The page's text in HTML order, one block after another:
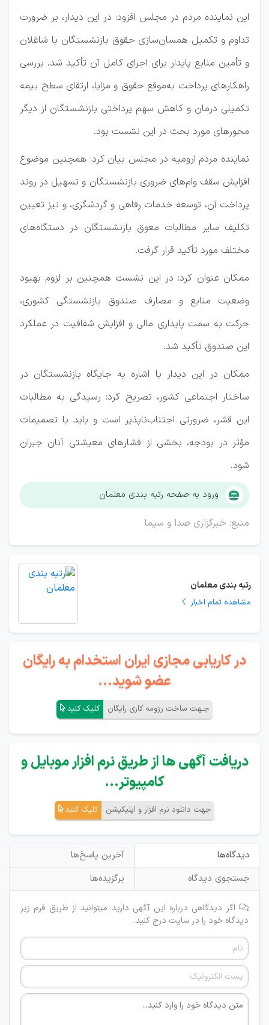
این نماینده مردم در مجلس افزود: در این دیدار، بر ضرورت
تداوم و تکمیل همسان‌سازی حقوق بازنشستگان با شاغلان
و تأمین منابع پایدار برای اجرای کامل آن تأکید شد. بررسی
راهکار‌های پرداخت به‌موقع حقوق و مزایا، ارتقای سطح بیمه
تکمیلی درمان و کاهش سهم پرداختی بازنشستگان از دیگر
محور‌های مورد بحث در این نشست بود.
نماینده مردم ارومیه در مجلس بیان کرد: همچنین موضوع
افزایش سقف وام‌های ضروری بازنشستگان و تسهیل در روند
پرداخت آن، توسعه خدمات رفاهی و گردشگری، و نیز تعیین
تکلیف سایر مطالبات معوق بازنشستگان در دستگاه‌های
مختلف مورد تأکید قرار گرفت.
ممکان عنوان کرد: در این نشست همچنین بر لزوم بهبود
وضعیت منابع و مصارف صندوق بازنشستگی کشوری،
حرکت به سمت پایداری مالی و افزایش شفافیت در عملکرد
این صندوق تأکید شد.
ممکان در این دیدار با اشاره به جایگاه بازنشستگان در
ساختار اجتماعی کشور، تصریح کرد: رسیدگی به مطالبات
این قشر، ضرورتی اجتناب‌ناپذیر است و باید با تصمیمات
مؤثر در بودجه، بخشی از فشار‌های معیشتی آنان جبران
شود.
ورود به صفحه رتبه بندی معلمان
منبع: خبرگزاری صدا و سیما
رتبه بندی معلمان
مشاهده تمام اخبار
در کاریابی مجازی ایران استخدام به رایگان
عضو شوید...
جـهت ساخت رزومه کاری رایگان کلیک کنید
دریافت آگهی ها از طریق نرم افزار موبایل و
کامپیوتر...
جهت دانلود نرم افزار و اپلیکیشن کلیک کنید
دیدگاه‌ها
آخرین پاسخ‌ها
جستجوی دیدگاه
برگزیده‌ها
اگر دیدگاهی درباره این آگهی دارید میتوانید از طریق فرم زیر
دیدگاه خود را در سایت درج کنید.